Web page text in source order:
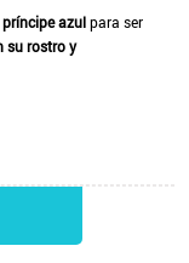
azulpara ser
su rostro y